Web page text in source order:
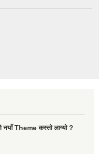
नयाँ Theme कस्तो लाग्यो ?